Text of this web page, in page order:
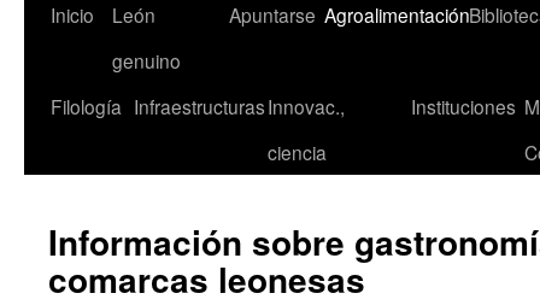
Saltar
contenido
Inicio
León
genuino
Apuntarse Agroalimentación
Filología InfraestructurasInnovac.,
ciencia
Instituciones
Información sobre
comarcas leonesas